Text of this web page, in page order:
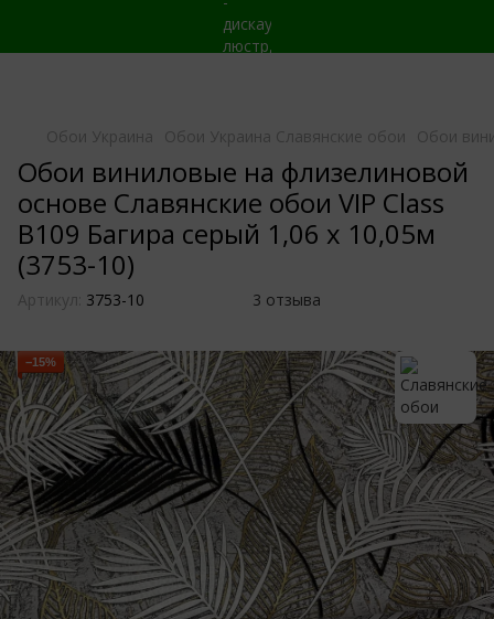
Обои Украина Обои Украина Славянские обои Обои
Обои виниловые на флизелиновой
основе Славянские обои VIP Class
В109 Багира серый 1,06 х 10,05м
(3753-10)
Артикул: 3753-10 3 отзыва
−15%